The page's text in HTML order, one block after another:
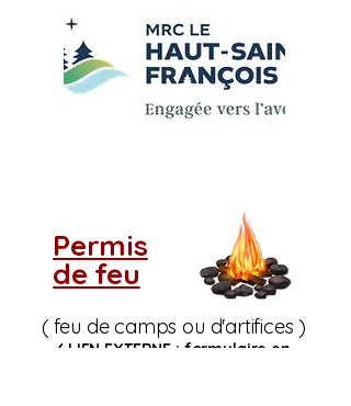
Permis
de feu
( feu de camps ou d'artifices )
( LIEN EXTERNE : formulaire en